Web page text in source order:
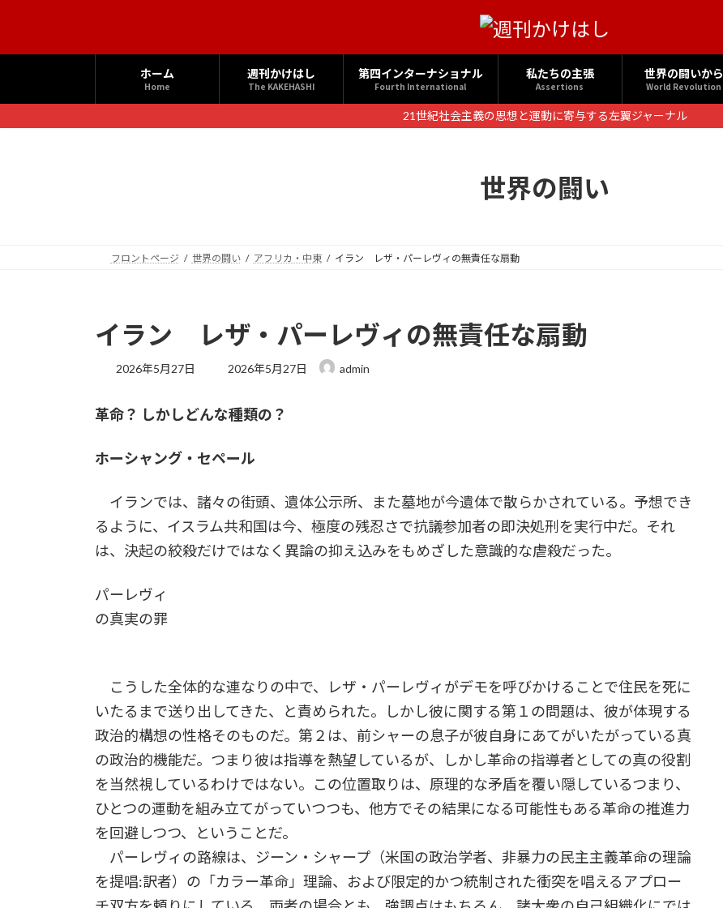
へ
ス
ョ
ン
ホーム
Home
週刊かけはし
The KAKEHASHI
第四インターナショナル
Fourth International
私たちの主張
Assertions
世界の闘いから
World Revolution
21世紀社会主義の思想と運動に寄与する左翼ジャーナル
世界の闘い
フロントページ 世界の闘い アフリカ・中東 イラン レザ・パーレヴィの無責任な扇動
イラン レザ・パーレヴィの無責任な扇動
2026年5月27日
最
新
:
2026年5月27日 admin
革命？ しかしどんな種類の？
ホーシャング・セペール
イランでは、諸々の街頭、遺体公示所、また墓地が今遺体で散らかされている。予想でき
るように、イスラム共和国は今、極度の残忍さで抗議参加者の即決処刑を実行中だ。それ
は、決起の絞殺だけではなく異論の抑え込みをもめざした意識的な虐殺だった。
パーレヴィ
の真実の罪
こうした全体的な連なりの中で、レザ・パーレヴィがデモを呼びかけることで住民を死に
いたるまで送り出してきた、と責められた。しかし彼に関する第１の問題は、彼が体現する
政治的構想の性格そのものだ。第２は、前シャーの息子が彼自身にあてがいたがっている真
の政治的機能だ。つまり彼は指導を熱望しているが、しかし革命の指導者としての真の役割
を当然視しているわけではない。この位置取りは、原理的な矛盾を覆い隠しているつまり、
ひとつの運動を組み立てがっていつつも、他方でその結果になる可能性もある革命の推進力
を回避しつつ、ということだ。
パーレヴィの路線は、ジーン・シャープ（米国の政治学者、非暴力の民主主義革命の理論
を提唱:訳者）の「カラー革命」理論、および限定的かつ統制された衝突を唱えるアプロー